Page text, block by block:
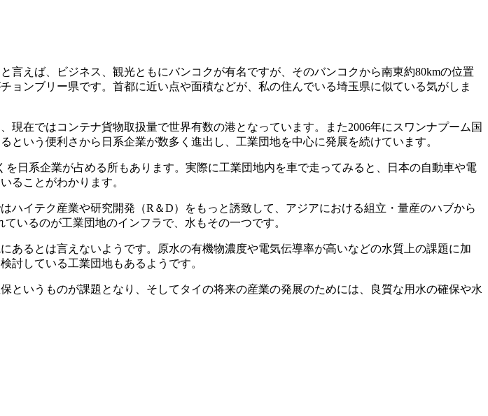
えば、ビジネス、観光ともにバンコクが有名ですが、そのバンコクから南東約80kmの位置
ンブリー県です。首都に近い点や面積などが、私の住んでいる埼玉県に似ている気がしま
在ではコンテナ貨物取扱量で世界有数の港となっています。また2006年にスワンナプーム国
いう便利さから日系企業が数多く進出し、工業団地を中心に発展を続けています。
日系企業が占める所もあります。実際に工業団地内を車で走ってみると、日本の自動車や電
ることがわかります。
イテク産業や研究開発（R＆D）をもっと誘致して、アジアにおける組立・量産のハブから
いるのが工業団地のインフラで、水もその一つです。
るとは言えないようです。原水の有機物濃度や電気伝導率が高いなどの水質上の課題に加
討している工業団地もあるようです。
いうものが課題となり、そしてタイの将来の産業の発展のためには、良質な用水の確保や水